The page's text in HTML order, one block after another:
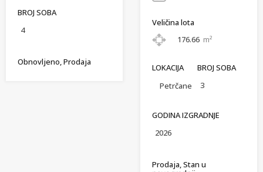
BROJ SOBA
4
Obnovljeno, Prodaja
Veličina lota
176.66 m²
LOKACIJA
Petrčane
BROJ SOBA
3
GODINA IZGRADNJE
2026
Prodaja, Stan u